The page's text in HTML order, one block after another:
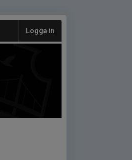
Logga in